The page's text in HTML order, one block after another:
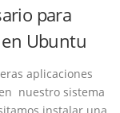
para
en Ubuntu
aplicaciones
nuestro sistema